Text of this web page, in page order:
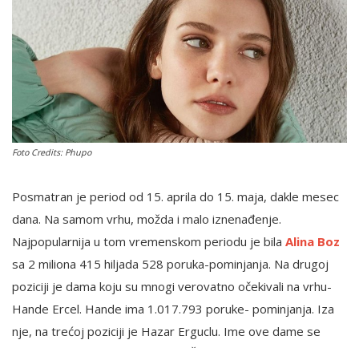
Register
English
Foto Credits: Phupo
Posmatran je period od 15. aprila do 15. maja, dakle mesec
dana. Na samom vrhu, možda i malo iznenađenje.
Najpopularnija u tom vremenskom periodu je bila Alina Boz
sa 2 miliona 415 hiljada 528 poruka-pominjanja. Na drugoj
poziciji je dama koju su mnogi verovatno očekivali na vrhu-
Hande Ercel. Hande ima 1.017.793 poruke- pominjanja. Iza
nje, na trećoj poziciji je Hazar Erguclu. Ime ove dame se